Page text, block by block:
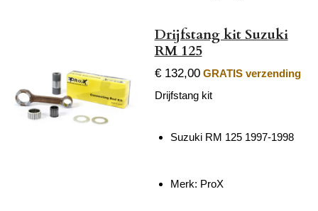
Drijfstang kit Suzuki
RM 125
€ 132,00 GRATIS verzending
Drijfstang kit
Suzuki RM 125 1997-1998
Merk: ProX